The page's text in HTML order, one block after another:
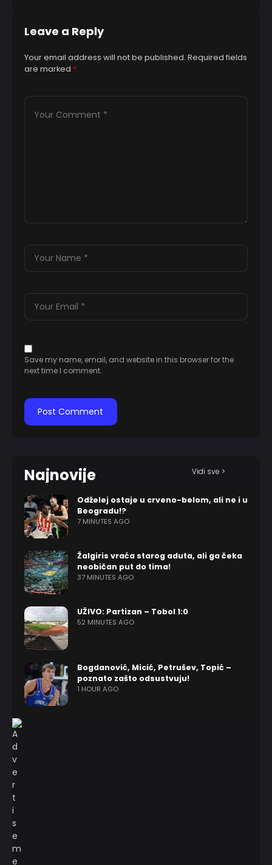
Leave a Reply
Your email address will not be published. Required fields
are marked *
Save my name, email, and website in this browser for the
next time I comment.
Najnovije Vidi sve >
Odželej ostaje u crveno-belom, ali ne i u
Beogradu!?
7 MINUTES AGO
Žalgiris vraća starog aduta, ali ga čeka
neobičan put do tima!
37 MINUTES AGO
UŽIVO: Partizan – Tobol 1:0
52 MINUTES AGO
Bogdanović, Micić, Petrušev, Topić –
poznato zašto odsustvuju!
1 HOUR AGO